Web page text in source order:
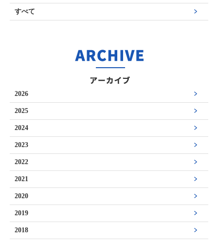
すべて
2026
2025
2024
2023
2022
2021
2020
2019
2018